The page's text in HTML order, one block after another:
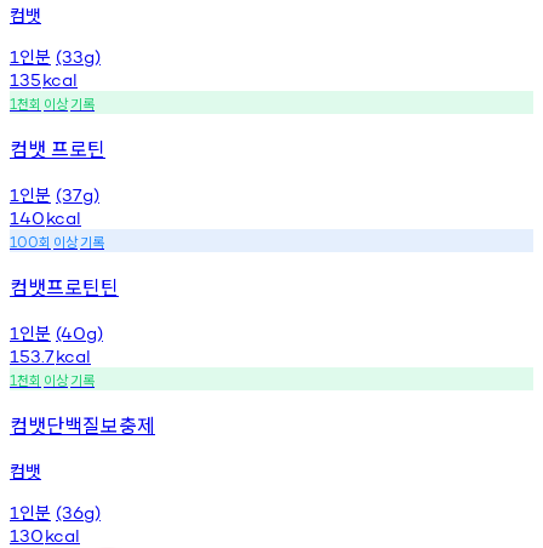
컴뱃
1 인분 (33g)
135kcal
1천회 이상기록
컴뱃 프로틴
1 인분 (37g)
140kcal
100회 이상기록
컴뱃프로틴틴
1 인분 (40g)
153.7kcal
1천회 이상기록
컴뱃단백질보충제
컴뱃
1 인분 (36g)
130kcal